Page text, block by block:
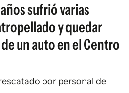
sufrió varias
y quedar
un auto en el Centro
por personal de